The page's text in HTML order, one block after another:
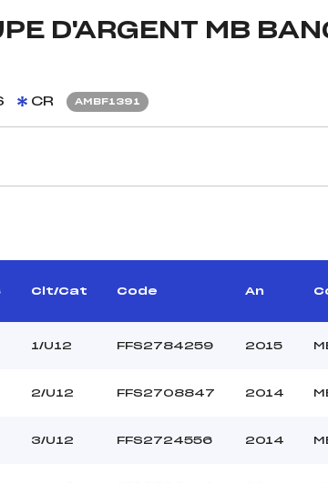
D'ARGENT MB
CR AMBF1391
GERARD (MB)
Altitude
Clt/Cat Code An
1/U12 FFS2784259 2015
2/U12 FFS2708847 2014
3/U12 FFS2724556 2014